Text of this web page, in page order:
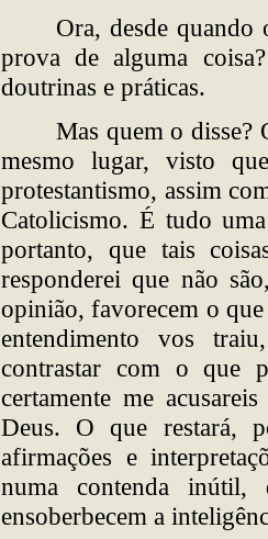
Ora, desde
prova de alguma
doutrinas e práticas.
Mas quem o disse?
mesmo lugar, visto
protestantismo, assim
Catolicismo. É tudo
portanto, que tais
responderei que não
opinião, favorecem o
entendimento vos
contrastar com o que
certamente me
Deus. O que restará,
afirmações e
numa contenda inútil,
ensoberbecem a